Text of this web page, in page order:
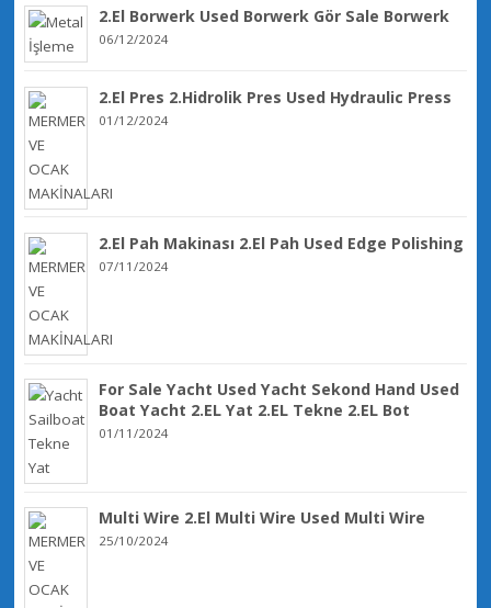
2.El Borwerk Used Borwerk Gör Sale Borwerk
06/12/2024
2.El Pres 2.Hidrolik Pres Used Hydraulic Press
01/12/2024
2.El Pah Makinası 2.El Pah Used Edge Polishing
07/11/2024
For Sale Yacht Used Yacht Sekond Hand Used
Boat Yacht 2.EL Yat 2.EL Tekne 2.EL Bot
01/11/2024
Multi Wire 2.El Multi Wire Used Multi Wire
25/10/2024